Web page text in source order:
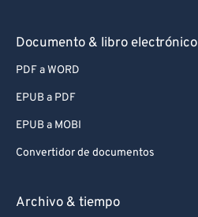
Documento & libro electrónico
PDF a WORD
EPUB a PDF
EPUB a MOBI
Convertidor de documentos
Archivo & tiempo